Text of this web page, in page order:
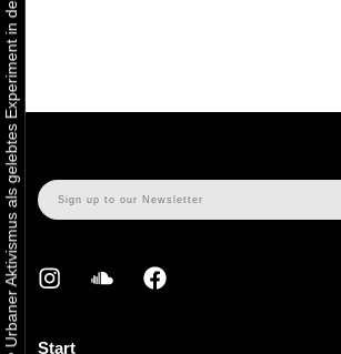
Start